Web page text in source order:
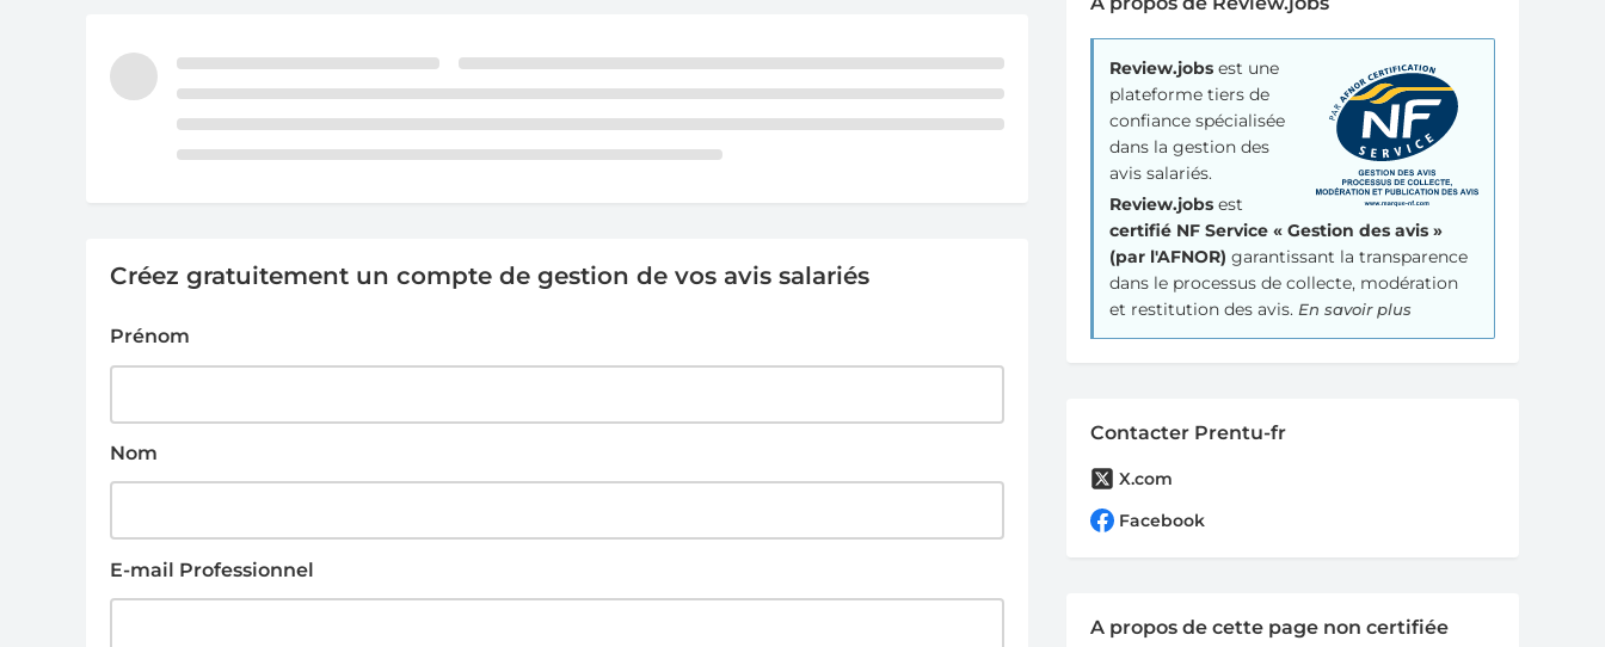
Créez gratuitement un compte de gestion de vos avis salariés
Prénom
Nom
E-mail Professionnel
Review.jobs est une
plateforme tiers de
confiance spécialisée
dans la gestion des
avis salariés.
Review.jobs est
certifié NF Service « Gestion des avis »
(par l'AFNOR) garantissant la transparence
dans le processus de collecte, modération
et restitution des avis.En savoir plus
Contacter Prentu-fr
X.com
Facebook
A propos de cette page non certifiée